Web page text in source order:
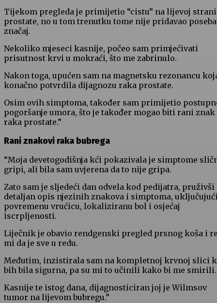
Tijekom pregleda je primijetio “cistu” na lijevoj strani
prostate, no u tom trenutku tome nije pridavao
značaj.
Nekoliko mjeseci kasnije, počeo sam primjećivati
prisutnost krvi u mokraći, što me zabrinulo.
Nakon toga, upućen sam na magnetsku rezonancu
konačno potvrdila dijagnozu raka prostate.
Osim ovih simptoma, također sam primijetio
pogoršanje umora, što je također mogao biti rani znak
raka prostate.”
Rani znakovi raka bubrega
“Moja devetogodišnja kći pokazivala je simptome
gripi, ali bila sam uvjerena da to nije gripa.
Zato sam je sljedeći dan odvela kod pedijatra, pruživši
detaljan opis njezinih znakova i simptoma,
povremenu vrućicu, lokaliziranu bol i osjećaj
iscrpljenosti.
Liječnik je obavio rendgenski pregled prsnog koša i
mi da je sve u redu.
Međutim, inzistirala sam na kompletnoj krvnoj slici
bih bila sigurna, pa su mi to učinili kako bi me smirili.
Kasnije te istog dana, dijagnosticiran joj je Wilmsov
tumor na lijevom bubregu.”